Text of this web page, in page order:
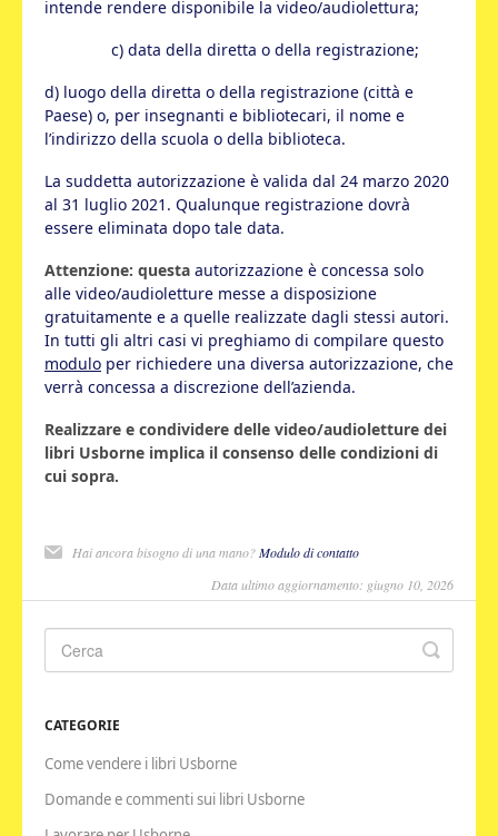
intende rendere disponibile la video/audiolettura;
c) data della diretta o della registrazione;
d) luogo della diretta o della registrazione (città e
Paese) o, per insegnanti e bibliotecari, il nome e
l’indirizzo della scuola o della biblioteca.
La suddetta autorizzazione è valida dal 24 marzo 2020
al 31 luglio 2021. Qualunque registrazione dovrà
essere eliminata dopo tale data.
Attenzione: questa autorizzazione è concessa solo
alle video/audioletture messe a disposizione
gratuitamente e a quelle realizzate dagli stessi autori.
In tutti gli altri casi vi preghiamo di compilare questo
modulo per richiedere una diversa autorizzazione, che
verrà concessa a discrezione dell’azienda.
Realizzare e condividere delle video/audioletture dei
libri Usborne implica il consenso delle condizioni di
cui sopra.
Hai ancora bisogno di una mano?Modulo di contatto
Data ultimo aggiornamento: giugno 10, 2026
CATEGORIE
Come vendere i libri Usborne
Domande e commenti sui libri Usborne